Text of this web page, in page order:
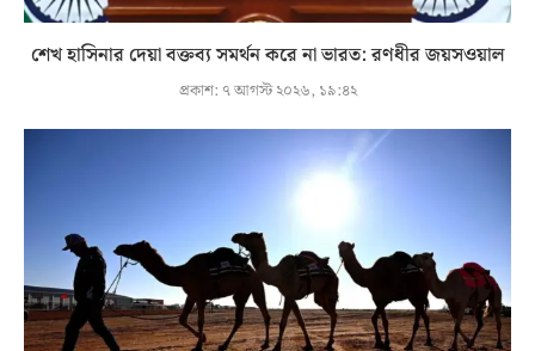
শেখ হাসিনার দেয়া বক্তব্য সমর্থন করে না ভারত: রণধীর জয়সওয়াল
প্রকাশ: ৭ আগস্ট ২০২৬, ১৯:৪২